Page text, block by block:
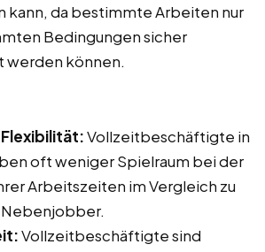
kann, da bestimmte Arbeiten nur
Bedingungen sicher
werden können.
Vollzeitbeschäftigte in
oft weniger Spielraum bei der
Arbeitszeiten im Vergleich zu
Vollzeitbeschäftigte sind